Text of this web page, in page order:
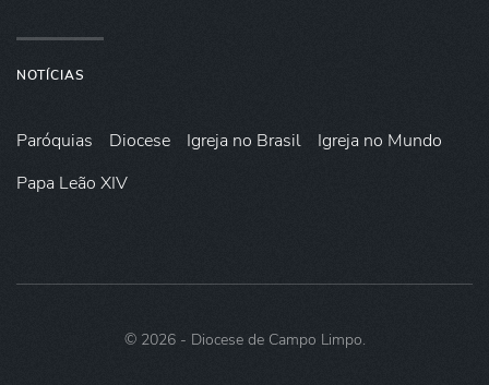
NOTÍCIAS
Paróquias Diocese Igreja no Brasil
Igreja no Mundo
Papa Leão XIV
© 2026- Diocese de Campo Limpo.